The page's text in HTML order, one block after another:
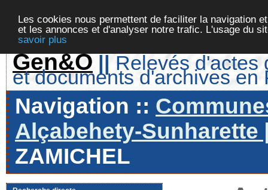
Les cookies nous permettent de faciliter la navigation
et les annonces et d'analyser notre trafic. L'usage du
savoir plus
Gen&O || Relevés d'actes
et documents d'archives en
Navigation ::
Alçabehety-
ZAMICHEL